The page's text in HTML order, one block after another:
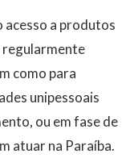
acesso a produtos
regularmente
como para
unipessoais
ou em fase de
atuar na Paraíba.